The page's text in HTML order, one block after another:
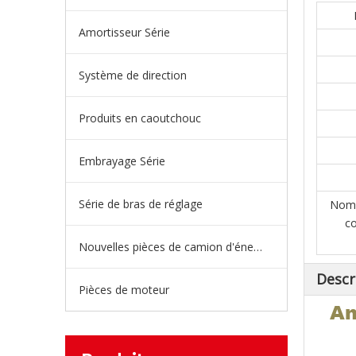
Amortisseur Série
Système de direction
Produits en caoutchouc
Embrayage Série
Série de bras de réglage
Nouvelles pièces de camion d'énergie
Pièces de moteur